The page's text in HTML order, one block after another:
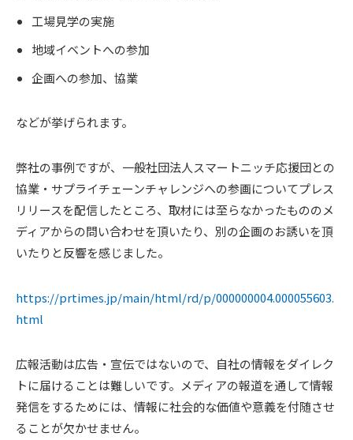
工場見学の実施
地域イベントへの参加
企画への参加、協業
などが挙げられます。
弊社の事例ですが、一般社団法人スマートニッチ応援団との
協業・サプライチェーンチャレンジへの参画についてプレス
リリースを配信したところ、取材には至らなかったもののメ
ディアからの問い合わせを頂いたり、別の企画のお誘いを頂
いたりと反響を感じました。
https://prtimes.jp/main/html/rd/p/000000004.000055603.
html
広報活動は広告・宣伝ではないので、自社の情報をダイレク
トに届けることは難しいです。メディアの報道を通して情報
発信をするためには、情報に社会的な価値や意義を付随させ
ることが欠かせません。